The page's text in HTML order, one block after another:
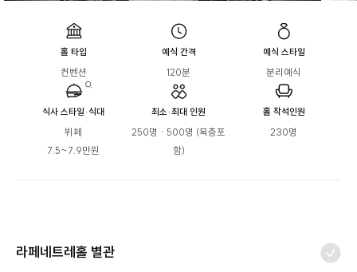
홀 타입
컨벤션
예식 간격
120분
예식 스타일
분리예식
식사 스타일·식대
뷔페
7.5~7.9만원
최소·최대 인원
250명 · 500명 (복층포
함)
홀 착석인원
230명
라페네트레홀 별관